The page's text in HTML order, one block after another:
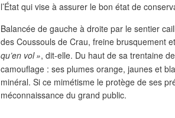
l’État qui vise à assurer le bon état de
Balancée de gauche à droite par le sentier
des Coussouls de Crau, freine brusquement
qu’en vol », dit-elle. Du haut de sa trentaine
camouflage : ses plumes orange, jaunes et
minéral. Si ce mimétisme le protège de ses
méconnaissance du grand public.